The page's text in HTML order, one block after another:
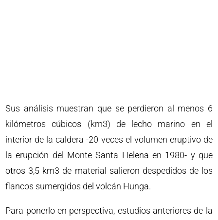
Sus análisis muestran que se perdieron al menos 6
kilómetros cúbicos (km3) de lecho marino en el
interior de la caldera -20 veces el volumen eruptivo de
la erupción del Monte Santa Helena en 1980- y que
otros 3,5 km3 de material salieron despedidos de los
flancos sumergidos del volcán Hunga.
Para ponerlo en perspectiva, estudios anteriores de la